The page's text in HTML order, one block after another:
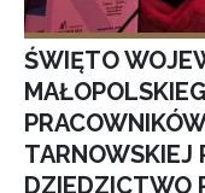
ŚWIĘTO
TARNOWSKIEJ
DZIEDZICTWO